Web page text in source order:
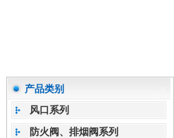
产品类别
风口系列
防火阀、排烟阀系列